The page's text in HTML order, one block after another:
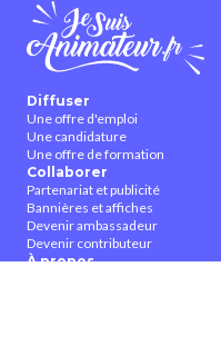
Diffuser
Une offre d'emploi
Une candidature
Une offre de formation
Collaborer
Partenariat et publicité
Bannières et affiches
Devenir ambassadeur
Devenir contributeur
À propos